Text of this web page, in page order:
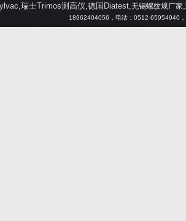
瑞士Trimos测高仪,德国Diatest,无锡螺纹规厂家,
18962404056 ，电话： 0512-65954940